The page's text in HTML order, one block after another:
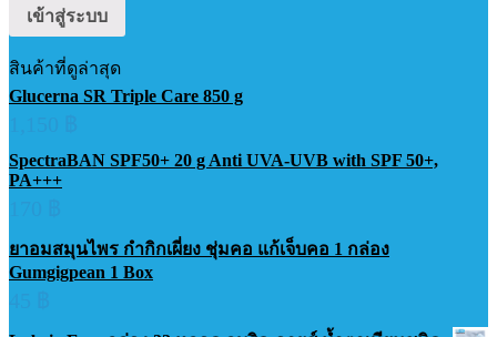
สินค้าที่ดูล่าสุด
Glucerna SR Triple Care 850 g
SpectraBAN SPF50+ 20 g Anti UVA-UVB with SPF 50+,
PA+++
ยาอมสมุนไพร กำกิกเผี่ยง ชุ่มคอ แก้เจ็บคอ 1 กล่อง
Gumgigpean 1 Box